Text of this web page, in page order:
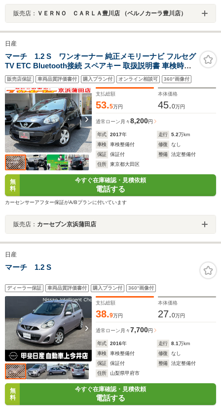
販売店： ＶＥＲＮＯ ＣＡＲＬＡ豊川店 （ベルノカーラ豊川店）
日産
マーチ 1.2 S ワンオーナー 純正メモリーナビ フルセグ
TV ETC Bluetooth接続 スペアキー 取扱説明書 車検時記
録簿あり 禁煙車
販売店保証 車両品質評価書付 購入プラン付 オンライン相談可 360°画像付
支払総額
53.5万円
本体価格
45.0万円
通常ローン 月々8,200円
年式 2017年 走行 5.2万km
車検
車検整備付 修復
なし
保証
保証付 整備
法定整備付
住所
東京都大田区
無
料
今すぐ在庫確認・見積依頼
電話する
カーセンサーアフター保証がA/Bプランに付いています
販売店： カーセブン京浜蒲田店
日産
マーチ 1.2 S
ディーラー保証 車両品質評価書付 購入プラン付 360°画像付
支払総額
38.9万円
本体価格
27.0万円
通常ローン 月々7,700円
年式 2016年 走行 8.1万km
車検
車検整備付 修復
なし
保証
保証付 整備
法定整備付
住所
山梨県甲府市
無
料
今すぐ在庫確認・見積依頼
電話する